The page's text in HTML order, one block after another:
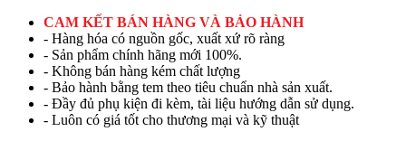
CAM KẾT BÁN HÀNG VÀ BẢO HÀNH
- Hàng hóa có nguồn gốc, xuất xứ rõ ràng
- Sản phẩm chính hãng mới 100%.
- Không bán hàng kém chất lượng
- Bảo hành bằng tem theo tiêu chuẩn nhà sản xuất.
- Đầy đủ phụ kiện đi kèm, tài liệu hướng dẫn sử dụng.
- Luôn có giá tốt cho thương mại và kỹ thuật